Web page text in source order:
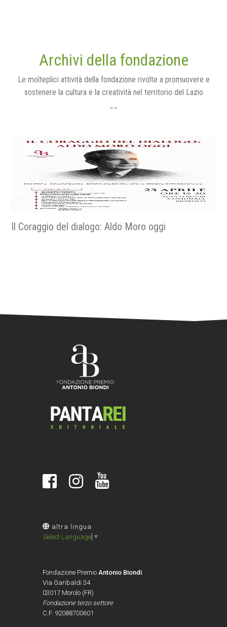
Archivi della fondazione
Le molteplici attività della fondazione rivolte a promuovere e
sostenere la cultura e la creatività nel territorio del Lazio
Religiose e religiosi nella resistenza - La fede nella
altra lingua
Select Language ▼
Fondazione Premio Antonio Biondi
Via Garibaldi 34
03017 Morolo (FR)
Fondazione terzo settore
C.F. 92088700601